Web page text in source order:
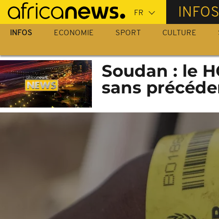
Passer
au
contenu
INFOS
INFOS ECONOMIE SPORT CULTURE
Soudan : le
sans